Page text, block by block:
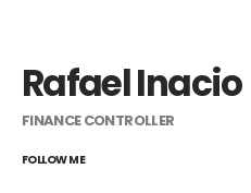
Rafael Inacio
FINANCE CONTROLLER
FOLLOW ME